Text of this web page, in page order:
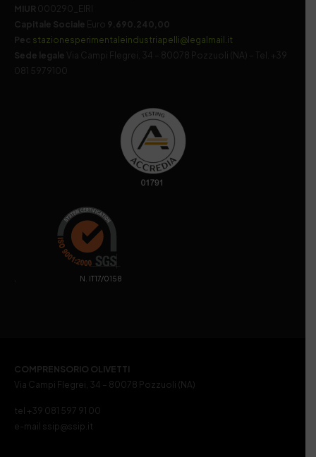
MIUR 000290_EIRI
Capitale Sociale Euro 9.690.240,00
Pec stazionesperimentaleindustriapelli@legalmail.it
Sede legale
Via Campi Flegrei, 34 – 80078 Pozzuoli (NA) – Tel. +39
081 5979100
. N. IT17/0158
COMPRENSORIO OLIVETTI
Via Campi Flegrei, 34 – 80078 Pozzuoli (NA)
tel +39 081 597 91 00
e-mail ssip@ssip.it